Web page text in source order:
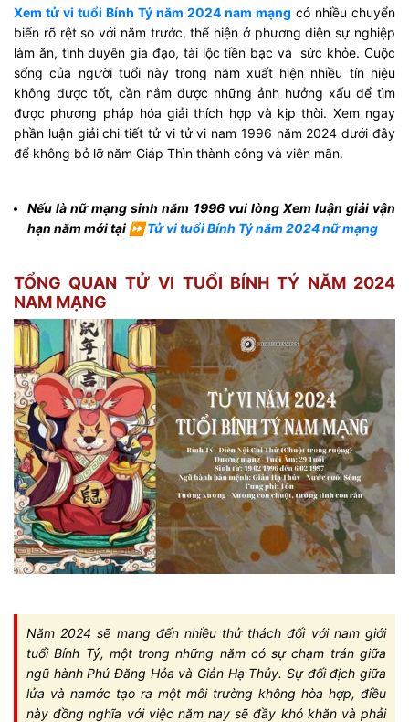
Xem tử vi tuổi Bính Tý năm 2024 nam mạng có nhiều chuyển
biến rõ rệt so với năm trước, thể hiện ở phương diện sự nghiệp
làm ăn, tình duyên gia đạo, tài lộc tiền bạc và sức khỏe. Cuộc
sống của người tuổi này trong năm xuất hiện nhiều tín hiệu
không được tốt, cần nắm được những ảnh hưởng xấu để tìm
được phương pháp hóa giải thích hợp và kịp thời. Xem ngay
phần luận giải chi tiết tử vi tử vi nam 1996 năm 2024 dưới đây
để không bỏ lỡ năm Giáp Thìn thành công và viên mãn.
Nếu là nữ mạng sinh năm 1996 vui lòng Xem luận giải vận
hạn năm mới tại ⏩Tử vi tuổi Bính Tý năm 2024 nữ mạng
TỔNG QUAN TỬ VI TUỔI BÍNH TÝ NĂM 2024
NAM MẠNG
Năm 2024 sẽ mang đến nhiều thử thách đối với nam giới
tuổi Bính Tý, một trong những năm có sự chạm trán giữa
ngũ hành Phú Đăng Hỏa và Giản Hạ Thủy. Sự đối địch giữa
lửa và namớc tạo ra một môi trường không hòa hợp, điều
này đồng nghĩa với việc năm nay sẽ đầy khó khăn và phải